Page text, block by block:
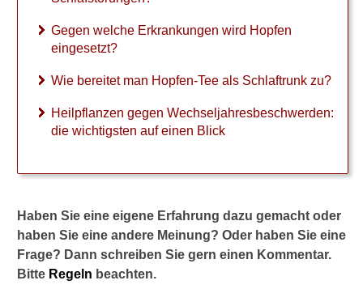
Gegen welche Erkrankungen wird Hopfen
eingesetzt?
Wie bereitet man Hopfen-Tee als Schlaftrunk zu?
Heilpflanzen gegen Wechseljahresbeschwerden:
die wichtigsten auf einen Blick
Haben Sie eine eigene Erfahrung dazu gemacht oder
haben Sie eine andere Meinung? Oder haben Sie eine
Frage? Dann schreiben Sie gern einen Kommentar.
Bitte Regeln beachten.
:
W
e
l
h
N
e
i
k
n